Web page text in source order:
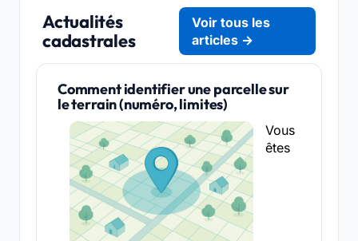
Actualités
cadastrales
Voir tous les
articles →
Comment identifier une parcelle sur
le terrain (numéro, limites)
Vous
êtes